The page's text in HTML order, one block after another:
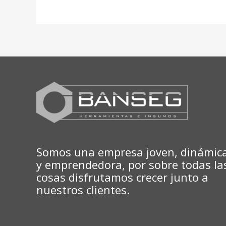
Somos una empresa joven,
y emprendedora, por sobre todas
cosas disfrutamos crecer junto a
nuestros clientes.